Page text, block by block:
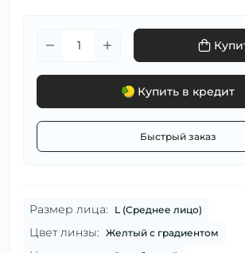
Купить в кредит
Быстрый заказ
Размер лица: L (Среднее лицо)
Цвет линзы: Желтый с градиентом